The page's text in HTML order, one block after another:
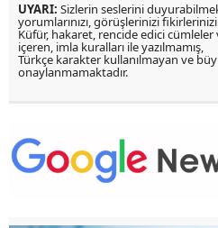
UYARI: Sizlerin seslerini
yorumlarınızı, görüşlerinizi
Küfür, hakaret, rencide edici cümleler
içeren, imla kuralları ile yazılmamış,
Türkçe karakter kullanılmayan ve
onaylanmamaktadır.